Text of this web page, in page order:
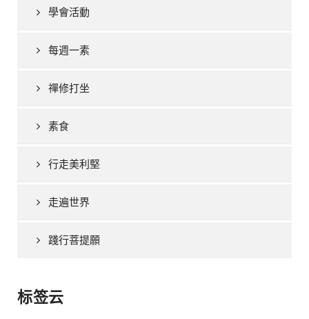
學會活動
每週一素
禪修打坐
素食
行走美利堅
走遍世界
踐行菩提願
标签云